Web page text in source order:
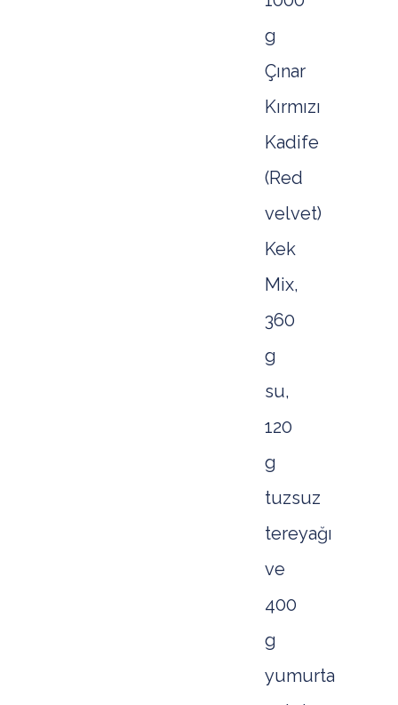
g
Çınar
Kırmızı
Kadife
(Red
velvet)
Kek
Mix,
360
g
su,
120
g
tuzsuz
tereyağı
ve
400
g
yumurta